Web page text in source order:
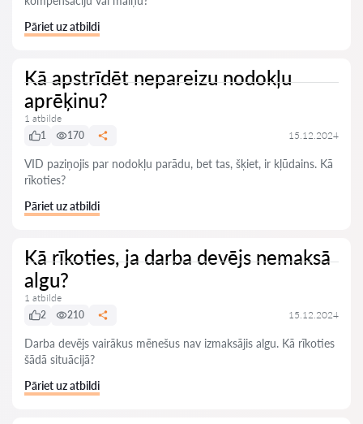
Pāriet uz atbildi
Kā apstrīdēt nepareizu nodokļu
aprēķinu?
1 atbilde
1
170 15.12.2024
VID paziņojis par nodokļu parādu, bet tas, šķiet, ir kļūdains. Kā
rīkoties?
Pāriet uz atbildi
Kā rīkoties, ja darba devējs nemaksā
algu?
1 atbilde
2
210 15.12.2024
Darba devējs vairākus mēnešus nav izmaksājis algu. Kā rīkoties
šādā situācijā?
Pāriet uz atbildi